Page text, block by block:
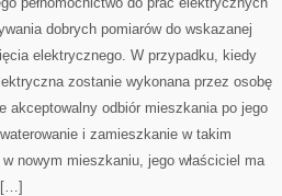
dobrych pomiarów do wskazanej
elektrycznego. W przypadku, kiedy
zostanie wykonana przez osobę
akceptowalny odbiór mieszkania po jego
i zamieszkanie w takim
nowym mieszkaniu, jego właściciel ma
[…]